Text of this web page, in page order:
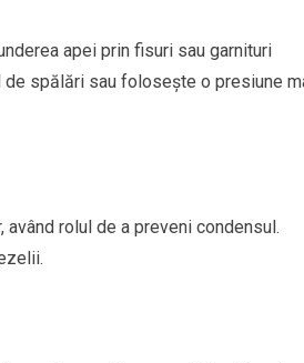
apei prin fisuri sau garnituri
spălări sau folosește o presiune
rolul de a preveni condensul.